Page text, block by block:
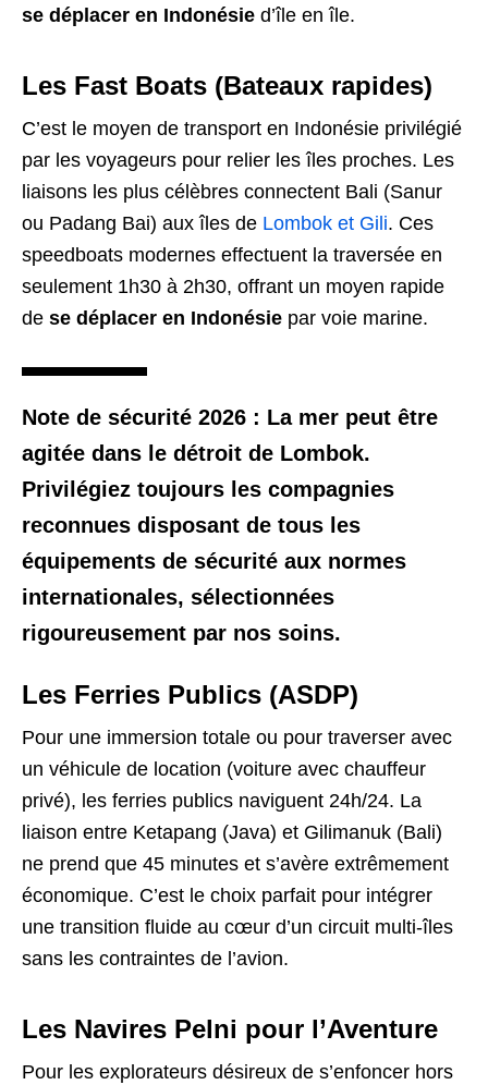
se déplacer en Indonésie d’île en île.
Les Fast Boats (Bateaux rapides)
C’est le moyen de transport en Indonésie privilégié
par les voyageurs pour relier les îles proches. Les
liaisons les plus célèbres connectent Bali (Sanur
ou Padang Bai) aux îles de Lombok et Gili. Ces
speedboats modernes effectuent la traversée en
seulement 1h30 à 2h30, offrant un moyen rapide
de se déplacer en Indonésie par voie marine.
Note de sécurité 2026 : La mer peut être
agitée dans le détroit de Lombok.
Privilégiez toujours les compagnies
reconnues disposant de tous les
équipements de sécurité aux normes
internationales, sélectionnées
rigoureusement par nos soins.
Les Ferries Publics (ASDP)
Pour une immersion totale ou pour traverser avec
un véhicule de location (voiture avec chauffeur
privé), les ferries publics naviguent 24h/24. La
liaison entre Ketapang (Java) et Gilimanuk (Bali)
ne prend que 45 minutes et s’avère extrêmement
économique. C’est le choix parfait pour intégrer
une transition fluide au cœur d’un circuit multi-îles
sans les contraintes de l’avion.
Les Navires Pelni pour l’Aventure
Pour les explorateurs désireux de s’enfoncer hors